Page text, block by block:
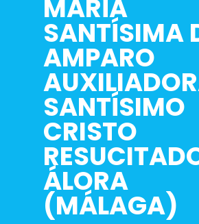
MARÍA
SANTÍSIMA
AMPARO
SANTÍSIMO
CRISTO
ÁLORA
(MÁLAGA)